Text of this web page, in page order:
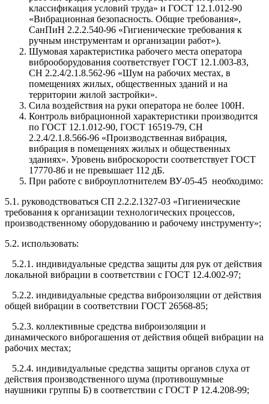
классификация условий труда» и ГОСТ 12.1.012-90
«Вибра­ционная безопасность. Общие требования»,
СанПиН 2.2.2.540-96 «Ги­гиенические требования к
ручным инструментам и организации ра­бот»).
Шумовая характеристика рабочего места оператора
вибро­оборудования соответствует ГОСТ 12.1.003-83,
СН 2.2.4/2.1.8.562-96 «Шум на рабочих местах, в
помещениях жилых, общественных зданий и на
территории жилой застройки».
Сила воздействия на руки оператора не более 100Н.
Контроль вибрационной характеристики производится
по ГОСТ 12.1.012-90, ГОСТ 16519-79, СН
2.2.4/2.1.8.566-96 «Производ­ственная вибрация,
вибрация в помещениях жилых и общественных
зданиях». Уровень виброскорости соответствует ГОСТ
17770-86 и не превы­шает 112 дБ.
При работе с виброуплотнителем ВУ-05-45 необходимо:
5.1. руководствоваться СП 2.2.2.1327-03 «Гигиенические
требования к организации технологических процессов,
производственному обору­дованию и рабочему инструменту»;
5.2. использовать:
5.2.1. индивидуальные средства защиты для рук от действия
локаль­ной вибрации в соответствии с ГОСТ 12.4.002-97;
5.2.2. индивидуальные средства виброизоляции от действия
общей вибрации в соответствии ГОСТ 26568-85;
5.2.3. коллективные средства виброизоляции и
динамического вибро­гашения от действия общей вибрации на
рабочих местах;
5.2.4. индивидуальные средства защиты органов слуха от
действия производственного шума (противошумные
наушники группы Б) в соот­ветствии с ГОСТ Р 12.4.208-99;